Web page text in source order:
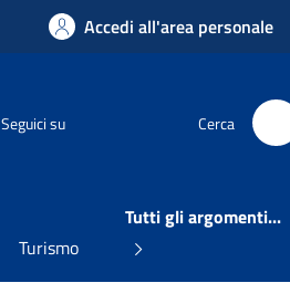
Accedi all'area personale
Seguici su Cerca
Turismo
Tutti gli argomenti...